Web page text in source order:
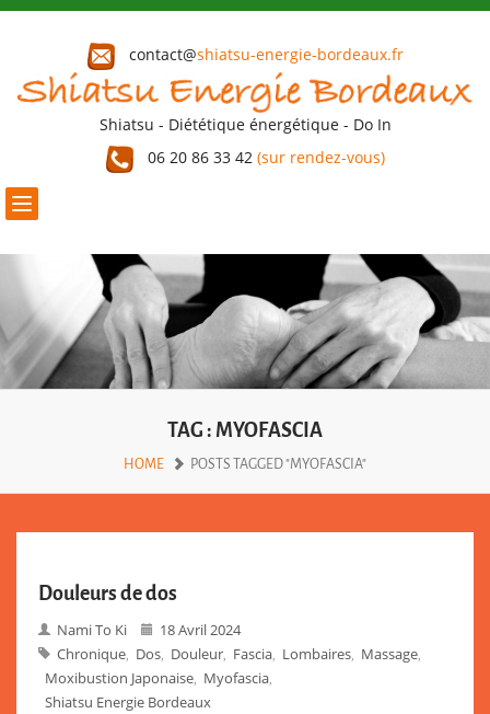
contact@shiatsu-energie-bordeaux.fr
Shiatsu - Diététique énergétique - Do In
06 20 86 33 42 (sur rendez-vous)
Toggle
navigation
TAG : MYOFASCIA
HOME POSTS TAGGED "MYOFASCIA"
Douleurs de dos
Nami To Ki
18 Avril 2024
Chronique Dos Douleur Fascia Lombaires Massage
Moxibustion Japonaise Myofascia
Shiatsu Energie Bordeaux